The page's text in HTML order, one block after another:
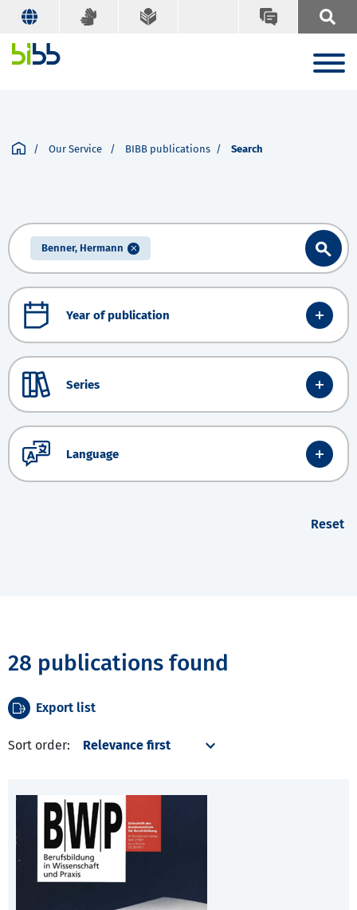
Our Service BIBB publications Search
Benner, Hermann
Year of publication
Series
Language
Reset
28 publications found
Export list
Sort order: